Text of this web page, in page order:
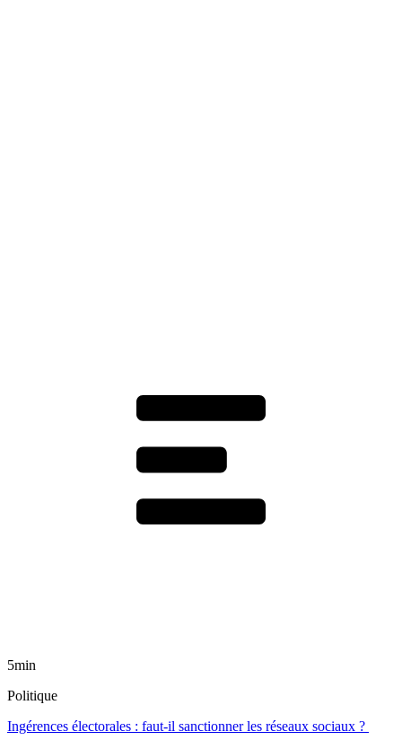
5min
Politique
Ingérences électorales : faut-il sanctionner les réseaux sociaux ?